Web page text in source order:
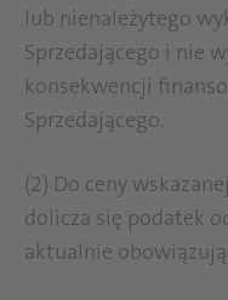
lub nienależytego
Sprzedającego i nie
konsekwencji
Sprzedającego.
(2) Do ceny
dolicza się podatek
aktualnie